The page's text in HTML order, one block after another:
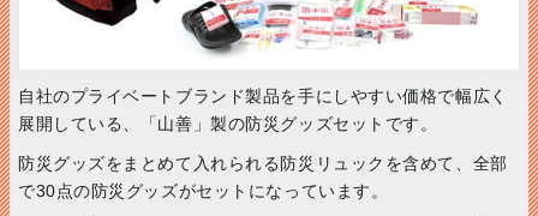
自社のプライベートブランド製品を手にしやすい価格で幅広く
展開している、「山善」製の防災グッズセットです。
防災グッズをまとめて入れられる防災リュックを含めて、全部
で30点の防災グッズがセットになっています。